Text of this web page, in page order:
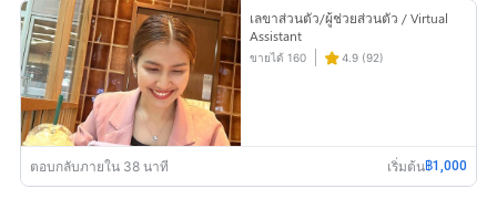
เลขาส่วนตัว/ผู้ช่วยส่วนตัว / Virtual
Assistant
ขายได้ 160 4.9 (92)
ตอบกลับภายใน 38 นาที เริ่มต้น฿1,000